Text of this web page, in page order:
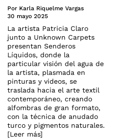
Por Karla Riquelme Vargas
30 mayo 2025
La artista Patricia Claro
junto a Unknown Carpets
presentan Senderos
Líquidos, donde la
particular visión del agua de
la artista, plasmada en
pinturas y videos, se
traslada hacia el arte textil
contemporáneo, creando
alfombras de gran formato,
con la técnica de anudado
turco y pigmentos naturales.
[Leer más]